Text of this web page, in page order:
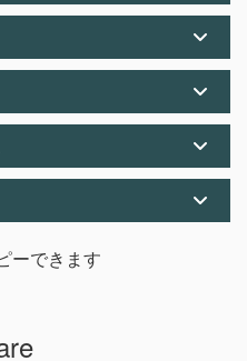
ーできます